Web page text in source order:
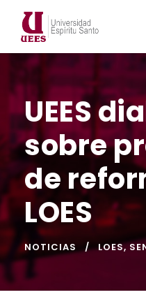
UEES
sobre
de
LOES
NOTICIAS LOES,